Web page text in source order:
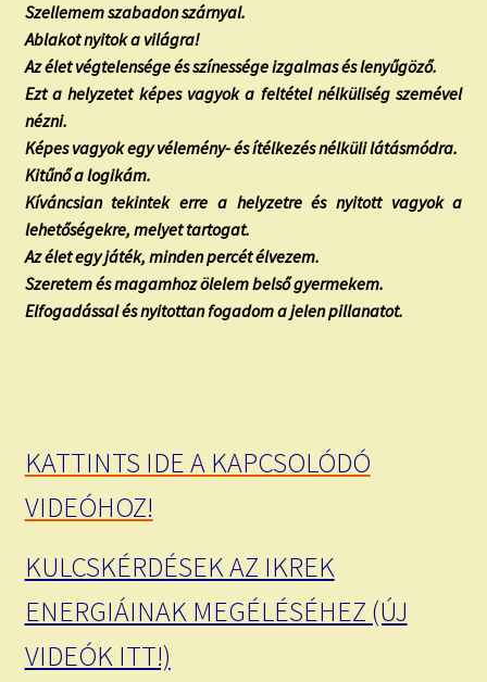
Szellemem szabadon szárnyal.
Ablakot nyitok a világra!
Az élet végtelensége és színessége izgalmas és lenyűgöző.
Ezt a helyzetet képes vagyok a feltétel nélküliség szemével
nézni.
Képes vagyok egy vélemény- és ítélkezés nélküli látásmódra.
Kitűnő a logikám.
Kíváncsian tekintek erre a helyzetre és nyitott vagyok a
lehetőségekre, melyet tartogat.
Az élet egy játék, minden percét élvezem.
Szeretem és magamhoz ölelem belső gyermekem.
Elfogadással és nyitottan fogadom a jelen pillanatot.
KATTINTS IDE A KAPCSOLÓDÓ
VIDEÓHOZ!
KULCSKÉRDÉSEK AZ IKREK
ENERGIÁINAK MEGÉLÉSÉHEZ (ÚJ
VIDEÓK ITT!)